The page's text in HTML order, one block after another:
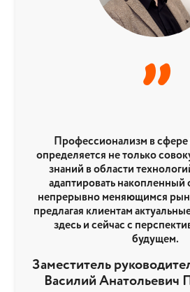
”
Профессионализм в сфере
определяется не только
знаний в области
адаптировать накопленный
непрерывно меняющимся
предлагая клиентам
здесь и сейчас с
будущем.
Заместитель
Василий Анатольевич